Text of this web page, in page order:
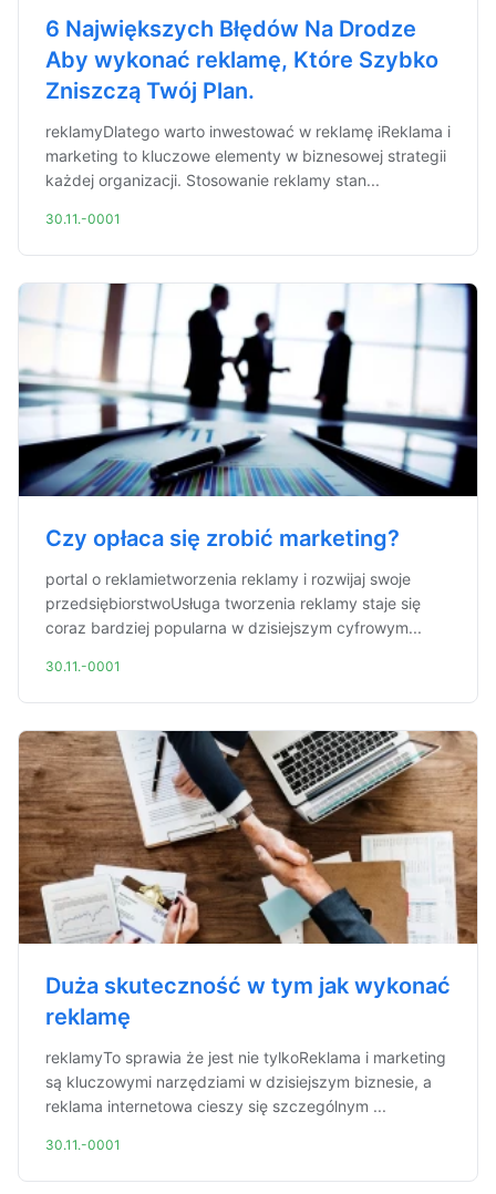
6 Największych Błędów Na Drodze
Aby wykonać reklamę, Które Szybko
Zniszczą Twój Plan.
reklamyDlatego warto inwestować w reklamę iReklama i
marketing to kluczowe elementy w biznesowej strategii
każdej organizacji. Stosowanie reklamy stan...
30.11.-0001
Czy opłaca się zrobić marketing?
portal o reklamietworzenia reklamy i rozwijaj swoje
przedsiębiorstwoUsługa tworzenia reklamy staje się
coraz bardziej popularna w dzisiejszym cyfrowym...
30.11.-0001
Duża skuteczność w tym jak wykonać
reklamę
reklamyTo sprawia że jest nie tylkoReklama i marketing
są kluczowymi narzędziami w dzisiejszym biznesie, a
reklama internetowa cieszy się szczególnym ...
30.11.-0001